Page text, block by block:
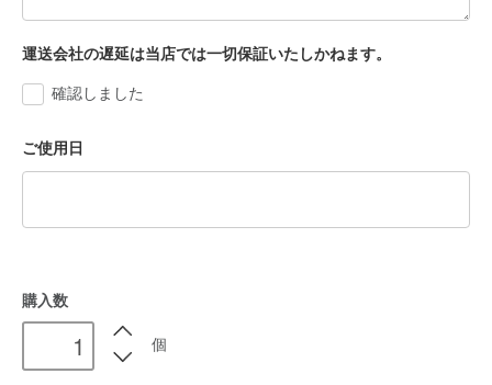
運送会社の遅延は当店では一切保証いたしかねます。
確認しました
ご使用日
購入数
個